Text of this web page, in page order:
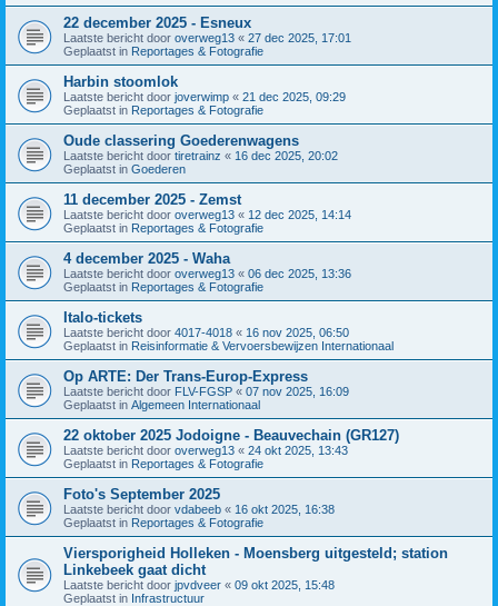
22 december 2025 - Esneux
Laatste bericht door overweg13 « 27 dec 2025, 17:01
Geplaatst in Reportages & Fotografie
Harbin stoomlok
Laatste bericht door joverwimp « 21 dec 2025, 09:29
Geplaatst in Reportages & Fotografie
Oude classering Goederenwagens
Laatste bericht door tiretrainz « 16 dec 2025, 20:02
Geplaatst in Goederen
11 december 2025 - Zemst
Laatste bericht door overweg13 « 12 dec 2025, 14:14
Geplaatst in Reportages & Fotografie
4 december 2025 - Waha
Laatste bericht door overweg13 « 06 dec 2025, 13:36
Geplaatst in Reportages & Fotografie
Italo-tickets
Laatste bericht door 4017-4018 « 16 nov 2025, 06:50
Geplaatst in Reisinformatie & Vervoersbewijzen Internationaal
Op ARTE: Der Trans-Europ-Express
Laatste bericht door FLV-FGSP « 07 nov 2025, 16:09
Geplaatst in Algemeen Internationaal
22 oktober 2025 Jodoigne - Beauvechain (GR127)
Laatste bericht door overweg13 « 24 okt 2025, 13:43
Geplaatst in Reportages & Fotografie
Foto's September 2025
Laatste bericht door vdabeeb « 16 okt 2025, 16:38
Geplaatst in Reportages & Fotografie
Viersporigheid Holleken - Moensberg uitgesteld; station
Linkebeek gaat dicht
Laatste bericht door jpvdveer « 09 okt 2025, 15:48
Geplaatst in Infrastructuur